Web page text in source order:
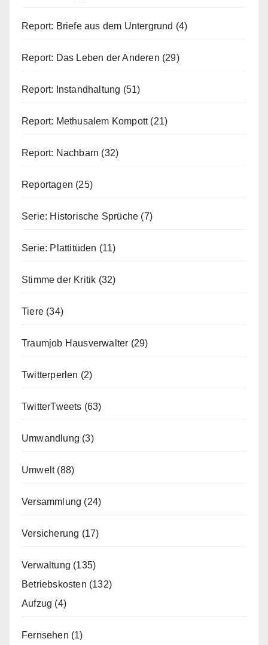
Report: Briefe aus dem Untergrund (4)
Report: Das Leben der Anderen (29)
Report: Instandhaltung (51)
Report: Methusalem Kompott(21)
Report: Nachbarn (32)
Reportagen (25)
Serie: Historische Sprüche (7)
Serie: Plattitüden (11)
Stimme der Kritik (32)
Tiere (34)
Traumjob Hausverwalter (29)
Twitterperlen (2)
TwitterTweets (63)
Umwandlung (3)
Umwelt(88)
Versammlung (24)
Versicherung (17)
Verwaltung (135)
Betriebskosten (132)
Aufzug (4)
Fernsehen (1)